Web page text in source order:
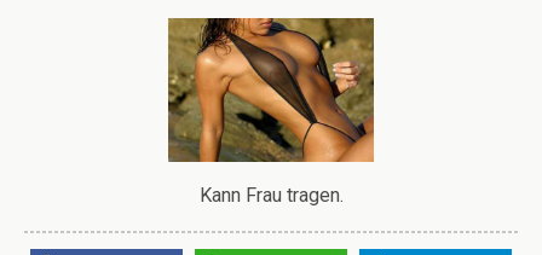
Kann Frau tragen.